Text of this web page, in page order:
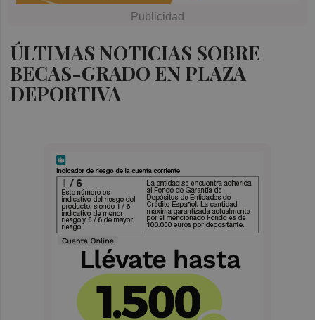
ÚLTIMAS NOTICIAS SOBRE
BECAS-GRADO EN PLAZA
DEPORTIVA